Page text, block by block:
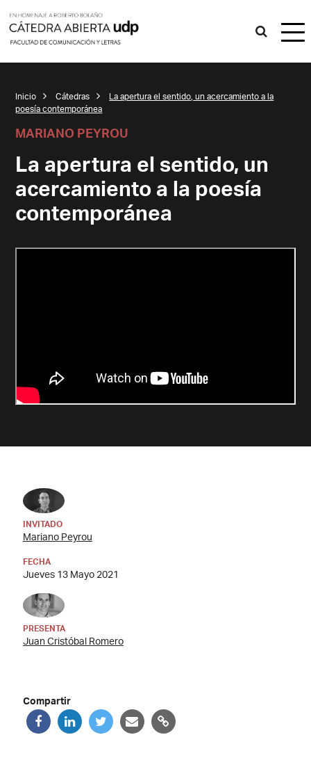
Inicio Cátedras
La apertura el sentido, un acercamiento a la
poesía contemporánea
MARIANO PEYROU
La apertura el sentido, un
acercamiento a la poesía
contemporánea
INVITADO
Mariano Peyrou
FECHA
Jueves 13 Mayo 2021
PRESENTA
Juan Cristóbal Romero
Compartir